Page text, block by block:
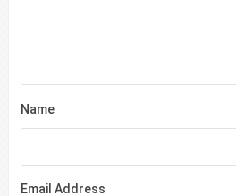
Name
Email Address